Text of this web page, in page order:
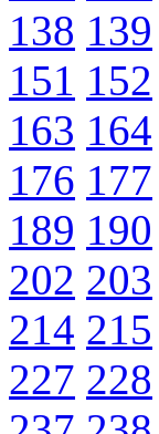
138 139
151 152
163 164
176 177
189 190
202 203
214 215
227 228